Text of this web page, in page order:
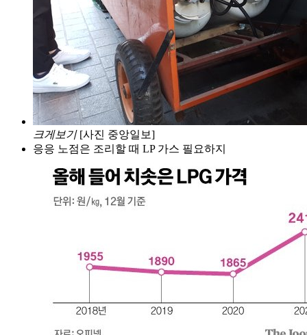
크게보기 [사진 중앙일보]
응응 노점은 조리할 때 LP 가스 필요하지